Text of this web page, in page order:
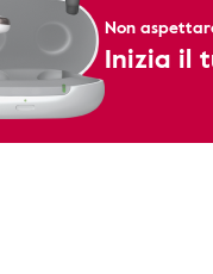
Non
Inizia il